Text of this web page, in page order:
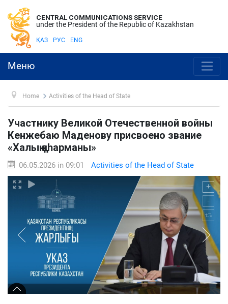
CENTRAL COMMUNICATIONS SERVICE
under the President of the Republic of Kazakhstan
ҚАЗ РУС ENG
Меню
Home Activities of the Head of State
Участнику Великой Отечественной войны
Кенжебаю Маденову присвоено звание
«Халық қаһарманы»
06.05.2026 in 09:01 Activities of the Head of State